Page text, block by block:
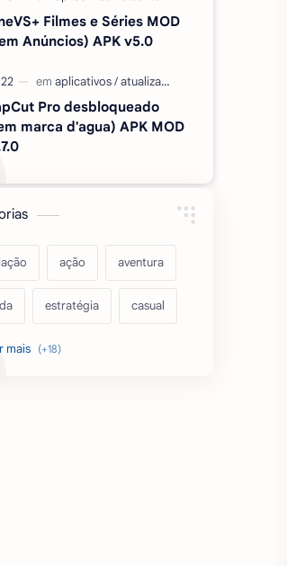
Filmes e Séries MOD
Anúncios) APK v5.0
Pro desbloqueado
marca d'agua) APK MOD
ação aventura
estratégia casual
esportes